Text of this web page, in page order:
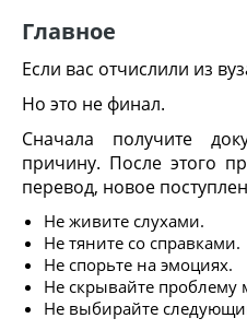
Главное
Если вас отчислили из
Но это не финал.
Сначала получите
причину. После этого
перевод, новое
Не живите слухами.
Не тяните со справками.
Не спорьте на эмоциях.
Не скрывайте проблему
Не выбирайте